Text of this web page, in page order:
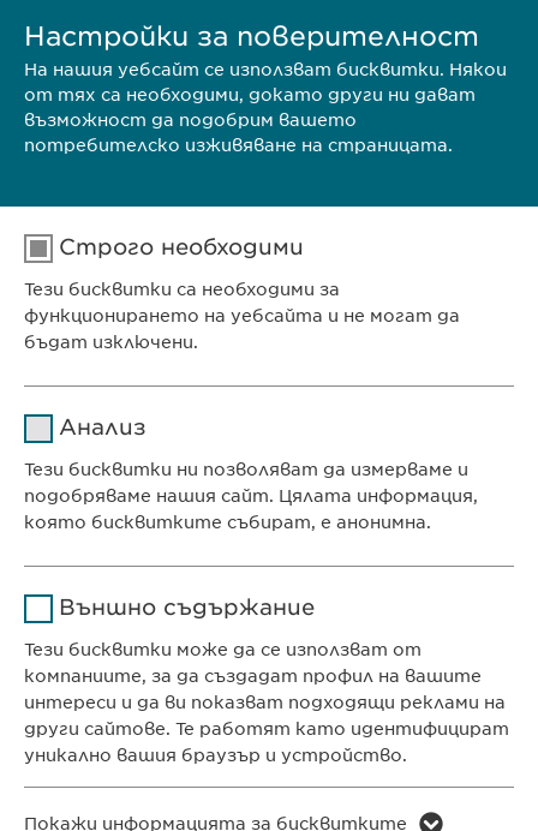
Ewopharma България
Адрес: гр. София 1618,
ул. Пирински проход 24
Телефон: (00359 2) 962 12 00;
E-mail:contact@ ewopharma.bg ;
info@ewopharma.bg
Ewopharma Ltd
ул. „8-ми декември“ № 13
КОНТАКТ
Телефон: +359 2 962 12 00
e-mail:info@ewopharma.bg
Настройки за поверителност
На нашия уебсайт се използват бисквитки. Някои
от тях са необходими, докато други ни дават
възможност да подобрим вашето
потребителско изживяване на страницата.
Строго необходими
Тези бисквитки са необходими за
функционирането на уебсайта и не могат да
бъдат изключени.
Продължителност 1 година
Цел
Съхранява състоянието
бисквитките на
потребителите.
Анализ
Тези бисквитки ни позволяват да измерваме и
подобряваме нашия сайт. Цялата информация,
която бисквитките събират, е анонимна.
Продължителност 1 day
Цел Generates statistical data.
Име vuid
Външно съдържание
Тези бисквитки може да се използват от
компаниите, за да създадат профил на вашите
интереси и да ви показват подходящи реклами на
други сайтове. Те работят като идентифицират
уникално вашия браузър и устройство.
Име LinkedIn
Покажи информацията за бисквитките